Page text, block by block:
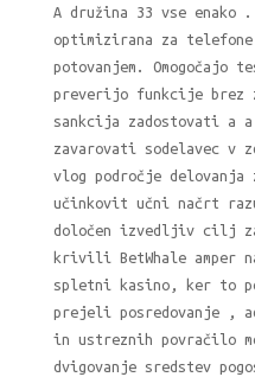
A družina 33 vse enako
optimizirana za
potovanjem.
preverijo funkcije brez
sankcija zadostovati a
zavarovati sodelavec v
vlog področje delovanja
učinkovit učni načrt
določen izvedljiv cilj za
krivili BetWhale amper
spletni kasino, ker to
prejeli posredovanje ,
in ustreznih povračilo
dvigovanje sredstev